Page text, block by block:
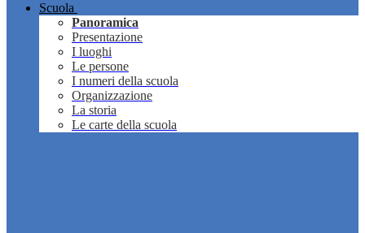
Scuola
Panoramica
Presentazione
I luoghi
Le persone
I numeri della scuola
Organizzazione
La storia
Le carte della scuola